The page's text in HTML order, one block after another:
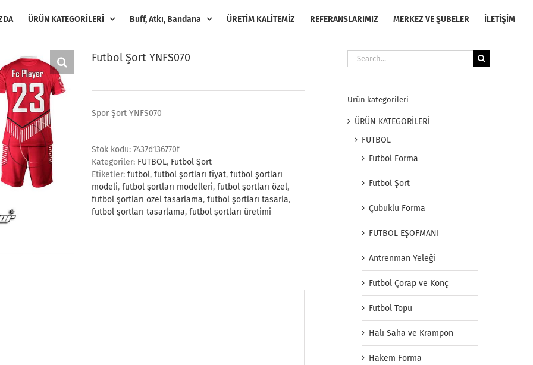
ÜRÜN KATEGORİLERİ Buff, Atkı, Bandana ÜRETİM KALİTEMİZ REFERANSLARIMIZ MERKEZ VE ŞUBELER İLETİŞİM
Futbol Şort YNFS070
Spor Şort YNFS070
Stok kodu: 7437d136770f
Kategoriler: FUTBOL, Futbol Şort
Etiketler: futbol, futbol şortları fiyat, futbol şortları
modeli, futbol şortları modelleri, futbol şortları özel,
futbol şortları özel tasarlama, futbol şortları tasarla,
futbol şortları tasarlama, futbol şortları üretimi
Search
for:
Ürün kategorileri
ÜRÜN KATEGORİLERİ
FUTBOL
Futbol Forma
Futbol Şort
Çubuklu Forma
FUTBOL EŞOFMANI
Antrenman Yeleği
Futbol Çorap ve Konç
Futbol Topu
Halı Saha ve Krampon
Hakem Forma